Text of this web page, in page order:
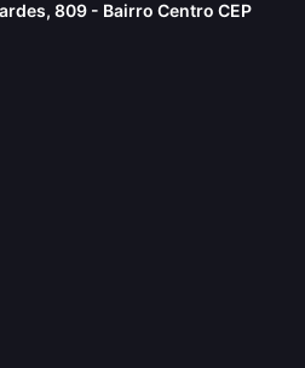
809 - Bairro Centro CEP